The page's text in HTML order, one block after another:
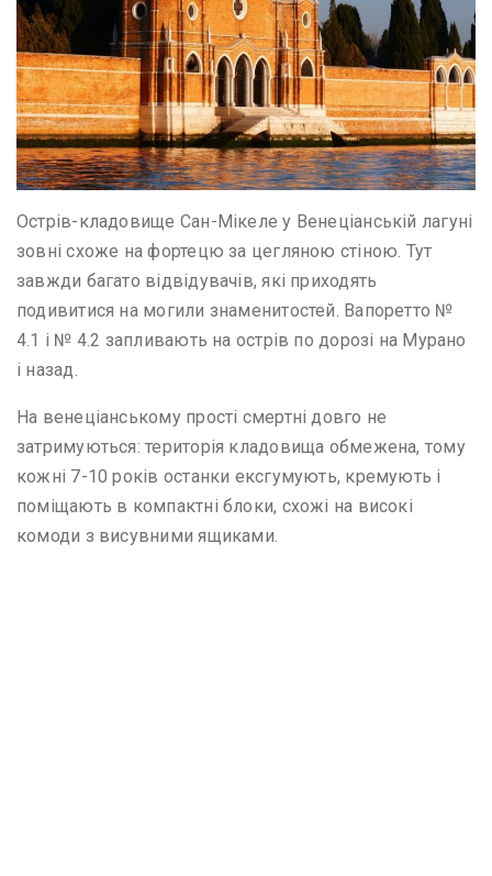
Острів-кладовище Сан-Мікеле у Венеціанській лагуні
зовні схоже на фортецю за цегляною стіною. Тут
завжди багато відвідувачів, які приходять
подивитися на могили знаменитостей. Вапоретто №
4.1 і № 4.2 запливають на острів по дорозі на Мурано
і назад.
На венеціанському прості смертні довго не
затримуються: територія кладовища обмежена, тому
кожні 7-10 років останки ексгумують, кремують і
поміщають в компактні блоки, схожі на високі
комоди з висувними ящиками.